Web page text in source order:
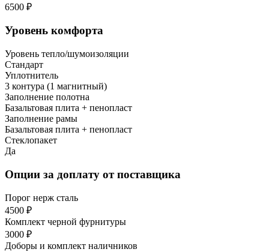
6500 ₽
Уровень комфорта
Уровень тепло/шумоизоляции
Стандарт
Уплотнитель
3 контура (1 магнитный)
Заполнение полотна
Базальтовая плита + пенопласт
Заполнение рамы
Базальтовая плита + пенопласт
Стеклопакет
Да
Опции за доплату от поставщика
Порог нерж сталь
4500 ₽
Комплект черной фурнитуры
3000 ₽
Доборы и комплект наличников